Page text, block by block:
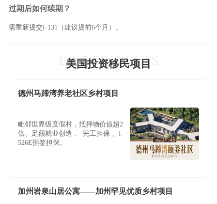
过期后如何续期？
需重新提交I-131（建议提前6个月）。
EB-5 PROJECTS
美国投资移民项目
德州马蹄湾养老社区乡村项目
毗邻世界级度假村，抵押物价值超2
倍、足额就业创造 、 完工担保 、I-
526E拒签担保。
加州岩泉山居公寓——加州罕见优质乡村项目